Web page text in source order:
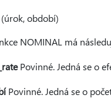
období)
NOMINAL má
Povinné. Jedná se o
Povinné. Jedná se o